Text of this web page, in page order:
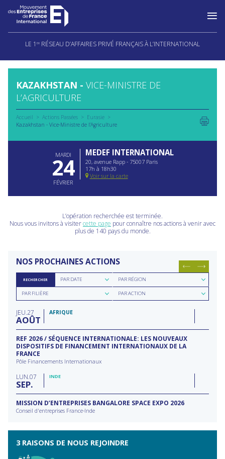
Aller
LE 1 ER RÉSEAU D’AFFAIRES PRIVÉ FRANÇAIS À L’INTERNATIONAL
KAZAKHSTAN - VICE-MINISTRE DE
L’AGRICULTURE
Accueil Actions Passées
Eurasie
Kazakhstan - Vice-Ministre de l’Agriculture
MARDI
24
FÉVRIER
MEDEF INTERNATIONAL
20, avenue Rapp - 75007 Paris
17h à 18h30
Voir sur la carte
L’opération recherchée est terminée.
Nous vous invitons à visitercette page pour connaître nos actions à venir avec
plus de 140 pays du monde.
NOS PROCHAINES ACTIONS
RECHERCHER
Rechercher
parPAR DATE
Rechercher
par
région
PAR RÉGION
Rechercher
parPAR FILIÈRE
Rechercher
parPAR ACTION
JEU 27
AOÛT
AFRIQUE
REF 2026 / SÉQUENCE INTERNATIONALE: LES NOUVEAUX
DISPOSITIFS DE FINANCEMENT INTERNATIONAUX DE LA
FRANCE
Pôle Financements Internationaux
LUN 07
SEP
INDE
MISSION D’ENTREPRISES BANGALORE SPACE EXPO 2026
Conseil d'entreprises France-Inde
3 RAISONS DE NOUS REJOINDRE